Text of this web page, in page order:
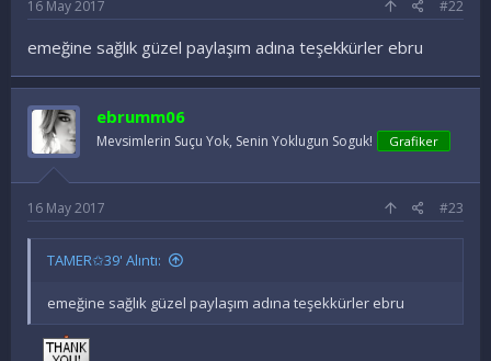
16 May 2017 #22
emeğine sağlık güzel paylaşım adına teşekkürler ebru
ebrumm06
Mevsimlerin Suçu Yok, Senin Yoklugun Soguk! Grafiker
16 May 2017 #23
TAMER✩39' Alıntı:
emeğine sağlık güzel paylaşım adına teşekkürler ebru